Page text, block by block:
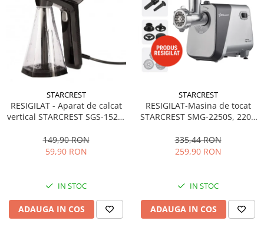
STARCREST
RESIGILAT - Aparat de calcat
vertical STARCREST SGS-1520,
260 ml, 3 Accesorii, Negru
149,90 RON
59,90 RON
IN STOC
ADAUGA IN COS
STARCREST
RESIGILAT-Masina de tocat
STARCREST SMG-2250S, 2200
site de taiere, Cutit inox, Gri
335,44 RON
259,90 RON
IN STOC
ADAUGA IN COS